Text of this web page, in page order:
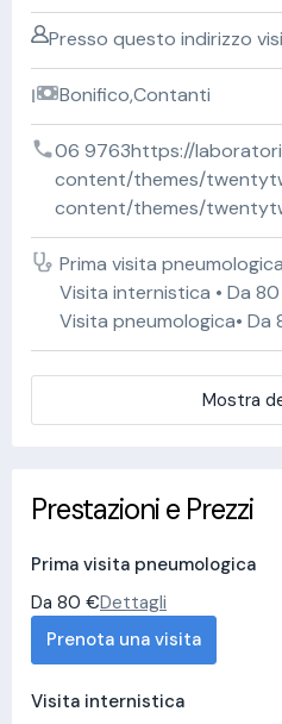
Presso questo indirizzo
Bonifico,Contanti
06 9763https://
content/themes/
content/themes/
Prima visita
Visita internistica • Da
Visita pneumologica•
Mostra
Prestazioni e Prezzi
Prima visita pneumologica
Da 80 €Dettagli
Prenota una visita
Visita internistica